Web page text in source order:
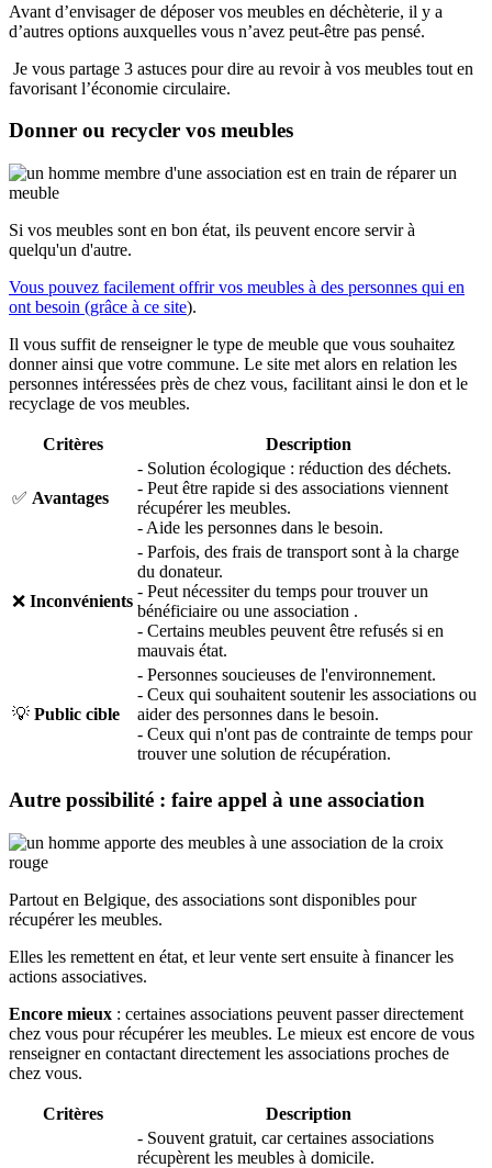
Avant d’envisager de déposer vos meubles en déchèterie, il y a
d’autres options auxquelles vous n’avez peut-être pas pensé.
Je vous partage 3 astuces pour dire au revoir à vos meubles tout en
favorisant l’économie circulaire.
Donner ou recycler vos meubles
Si vos meubles sont en bon état, ils peuvent encore servir à
quelqu'un d'autre.
Vous pouvez facilement offrir vos meubles à des personnes qui en
ont besoin (grâce à ce site).
Il vous suffit de renseigner le type de meuble que vous souhaitez
donner ainsi que votre commune. Le site met alors en relation les
personnes intéressées près de chez vous, facilitant ainsi le don et le
recyclage de vos meubles.
Critères Description
✅ Avantages
- Solution écologique : réduction des déchets.
- Peut être rapide si des associations viennent
récupérer les meubles.
- Aide les personnes dans le besoin.
❌ Inconvénients
- Parfois, des frais de transport sont à la charge
du donateur.
- Peut nécessiter du temps pour trouver un
bénéficiaire ou une association .
- Certains meubles peuvent être refusés si en
mauvais état.
💡 Public cible
- Personnes soucieuses de l'environnement.
- Ceux qui souhaitent soutenir les associations ou
aider des personnes dans le besoin.
- Ceux qui n'ont pas de contrainte de temps pour
trouver une solution de récupération.
Autre possibilité : faire appel à une association
Partout en Belgique, des associations sont disponibles pour
récupérer les meubles.
Elles les remettent en état, et leur vente sert ensuite à financer les
actions associatives.
Encore mieux : certaines associations peuvent passer directement
chez vous pour récupérer les meubles. Le mieux est encore de vous
renseigner en contactant directement les associations proches de
chez vous.
Critères Description
- Souvent gratuit, car certaines associations
récupèrent les meubles à domicile.